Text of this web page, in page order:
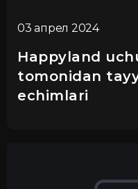
03 апрел 2024
Happyland
tomonidan
echimlari